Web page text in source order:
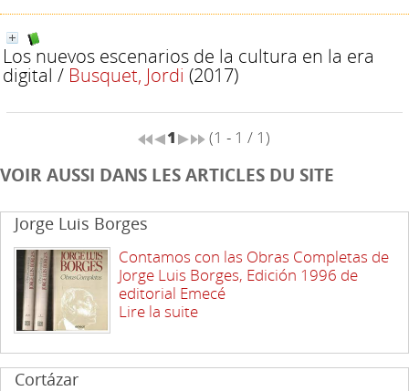
Los nuevos escenarios de la cultura en la era
digital / Busquet, Jordi (2017)
1 (1 - 1 / 1)
VOIR AUSSI DANS LES ARTICLES DU SITE
Jorge Luis Borges
Contamos con las Obras Completas de
Jorge Luis Borges, Edición 1996 de
editorial Emecé
Lire la suite
Cortázar